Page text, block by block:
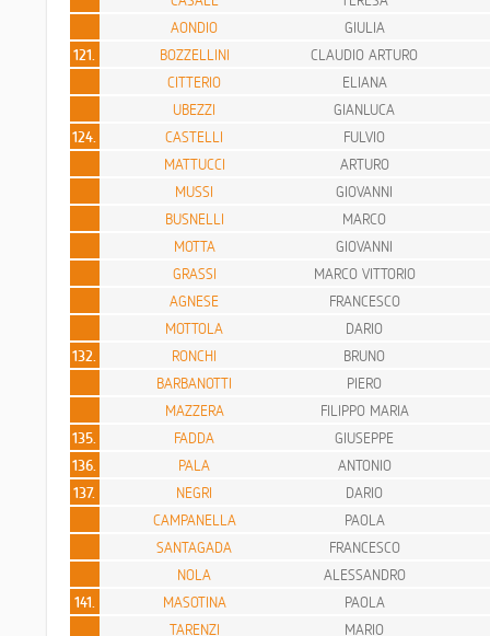
AONDIO
GIULIA
121.
BOZZELLINI
CLAUDIO ARTURO
CITTERIO
ELIANA
UBEZZI
GIANLUCA
124.
CASTELLI
FULVIO
MATTUCCI
ARTURO
MUSSI
GIOVANNI
BUSNELLI
MARCO
MOTTA
GIOVANNI
GRASSI
MARCO VITTORIO
AGNESE
FRANCESCO
MOTTOLA
DARIO
132.
RONCHI BRUNO
BARBANOTTI
PIERO
MAZZERA
FILIPPO MARIA
135.
FADDA
GIUSEPPE
136.
PALA
ANTONIO
137.
NEGRI
DARIO
CAMPANELLA
PAOLA
SANTAGADA
FRANCESCO
NOLA
ALESSANDRO
141.
MASOTINA
PAOLA
TARENZI
MARIO